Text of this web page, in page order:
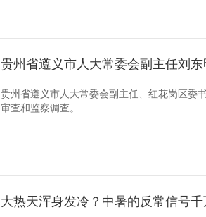
贵州省遵义市人大常委会副主任刘
贵州省遵义市人大常委会副主任、红花岗区委
审查和监察调查。
大热天浑身发冷？中暑的反常信号